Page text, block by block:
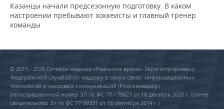
Казанцы начали предсезонную подготовку. В каком
настроении пребывают хоккеисты и главный тренер
команды
© 2015 - 2026 Сетевое издание «Реальное время» Зарегистрировано
Федеральной службой по надзору в сфере связи, информационных
технологий и массовых коммуникаций (Роскомнадзор) –
регистрационный номер ЭЛ № ФС 77 - 79627 от 18 декабря 2020 г. (ранее
свидетельство Эл № ФС 77-59331 от 18 сентября 2014 г.)